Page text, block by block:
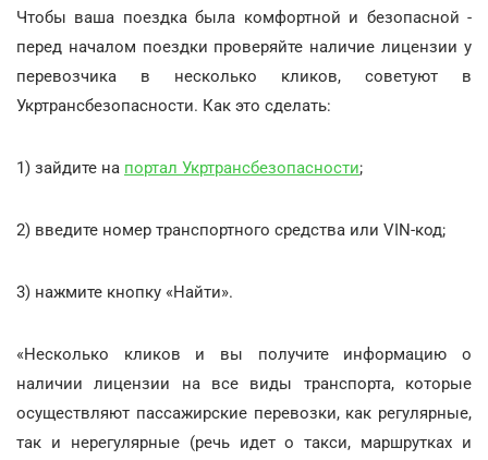
Чтобы ваша поездка была комфортной и безопасной -
перед началом поездки проверяйте наличие лицензии у
перевозчика в несколько кликов, советуют в
Укртрансбезопасности. Как это сделать:
1) зайдите на портал Укртрансбезопасности;
2) введите номер транспортного средства или VIN-код;
3) нажмите кнопку «Найти».
«Несколько кликов и вы получите информацию о
наличии лицензии на все виды транспорта, которые
осуществляют пассажирские перевозки, как регулярные,
так и нерегулярные (речь идет о такси, маршрутках и